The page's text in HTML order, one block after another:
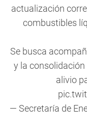
actualización
combustibles
Se busca
y la
alivio
— Secretaría de